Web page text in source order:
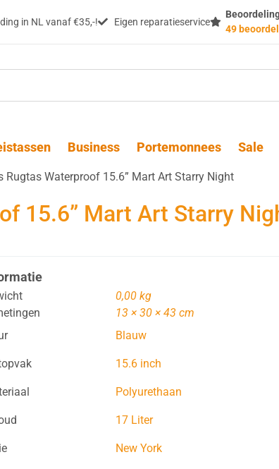
in NL vanaf €35,-! Eigen reparatieservice
49
Business Portemonnees Sale
Rugtas Waterproof 15.6” Mart Art Starry Night
15.6” Mart Art Starry
0,00 kg
13 × 30 × 43 cm
Blauw
15.6 inch
Polyurethaan
17 Liter
New York